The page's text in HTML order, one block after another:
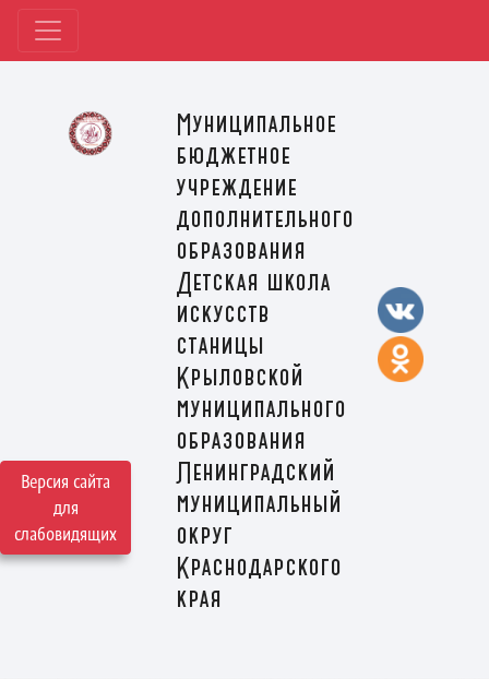
Версия сайта
для
слабовидящих
Муниципальное
бюджетное
учреждение
дополнительного
образования
Детская школа
искусств
станицы
Крыловской
муниципального
образования
Ленинградский
муниципальный
округ
Краснодарского
края